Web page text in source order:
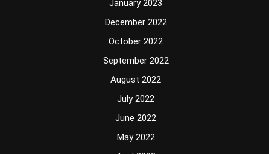
January 2023
December 2022
October 2022
September 2022
August 2022
July 2022
June 2022
May 2022